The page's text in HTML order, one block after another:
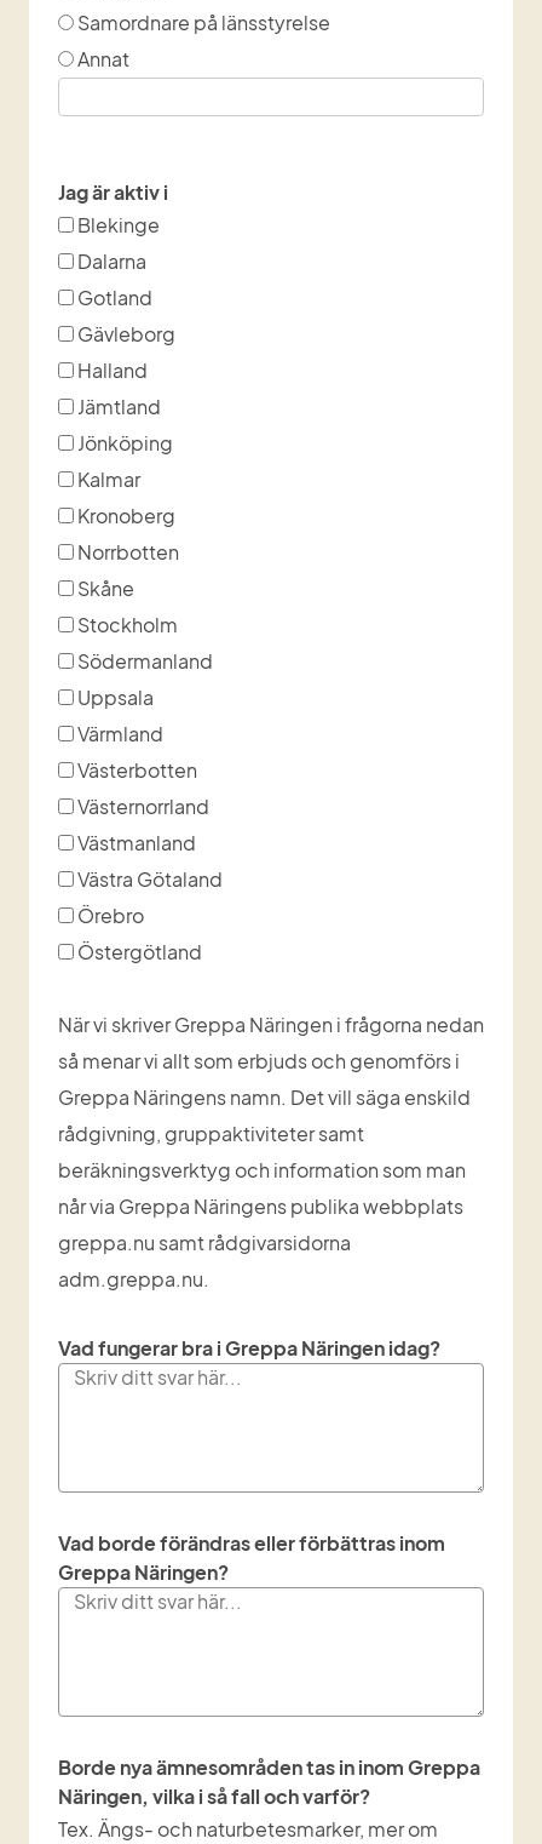
Samordnare på länsstyrelse
Annat
Jag är aktiv i
Jag är aktiv i
Blekinge
Dalarna
Gotland
Gävleborg
Halland
Jämtland
Jönköping
Kalmar
Kronoberg
Norrbotten
Skåne
Stockholm
Södermanland
Uppsala
Värmland
Västerbotten
Västernorrland
Västmanland
Västra Götaland
Örebro
Östergötland
När vi skriver Greppa Näringen i frågorna nedan
så menar vi allt som erbjuds och genomförs i
Greppa Näringens namn. Det vill säga enskild
rådgivning, gruppaktiviteter samt
beräkningsverktyg och information som man
når via Greppa Näringens publika webbplats
greppa.nu samt rådgivarsidorna
adm.greppa.nu.
Vad fungerar bra i Greppa Näringen idag?
Vad borde förändras eller förbättras inom
Greppa Näringen?
Borde nya ämnesområden tas in inom Greppa
Näringen, vilka i så fall och varför?
Tex. Ängs- och naturbetesmarker, mer om